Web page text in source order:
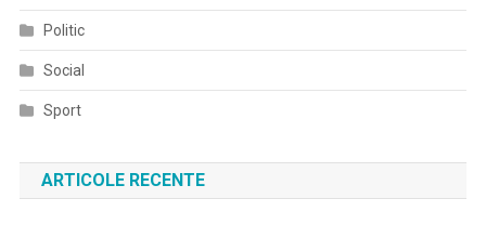
Politic
Social
Sport
ARTICOLE RECENTE